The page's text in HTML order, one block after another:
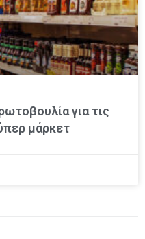
για τις
μάρκετ